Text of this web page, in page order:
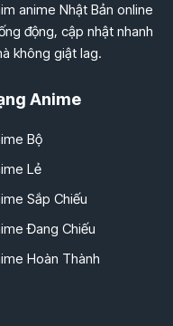
anime Nhật Bản online
động, cập nhật nhanh
không giật lag.
Anime
Bộ
Lẻ
Sắp Chiếu
Đang Chiếu
Hoàn Thành